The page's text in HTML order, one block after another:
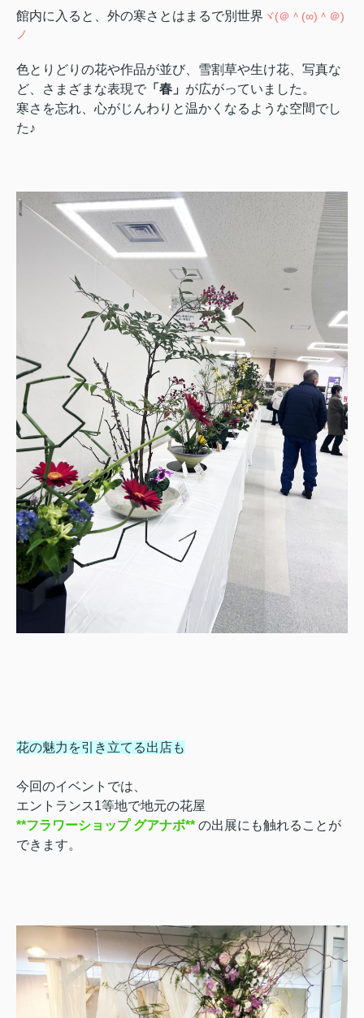
館内に入ると、外の寒さとはまるで別世界 ヾ(＠＾(∞)＾＠)
ノ
色とりどりの花や作品が並び、雪割草や生け花、写真な
ど、さまざまな表現で 「春」 が広がっていました。
寒さを忘れ、心がじんわりと温かくなるような空間でし
た♪
花の魅力を引き立てる出店も
今回のイベントでは、
エントランス1等地で地元の花屋
**フラワーショップ グアナボ** の出展にも触れることが
できます。